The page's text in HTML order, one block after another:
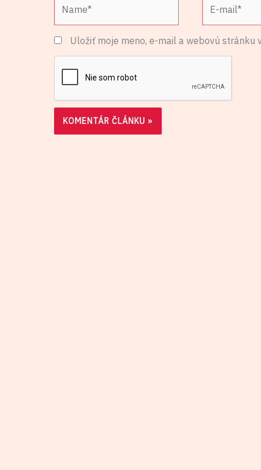
Uložiť moje meno, e-mail a webovú